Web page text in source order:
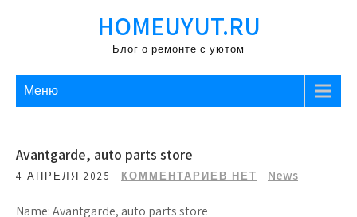
HOMEUYUT.RU
Блог о ремонте с уютом
Меню
Avantgarde, auto parts store
4 АПРЕЛЯ 2025 КОММЕНТАРИЕВ НЕТ News
Name: Avantgarde, auto parts store